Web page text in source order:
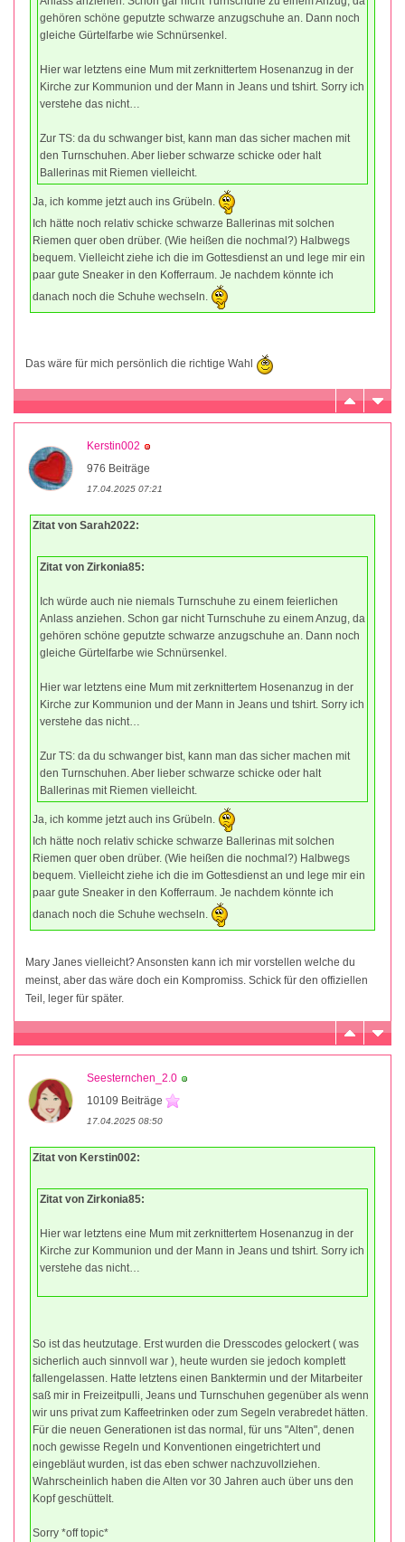
gehören schöne geputzte schwarze anzugschuhe an. Dann noch
gleiche Gürtelfarbe wie Schnürsenkel.
Hier war letztens eine Mum mit zerknittertem Hosenanzug in der
Kirche zur Kommunion und der Mann in Jeans und tshirt. Sorry ich
verstehe das nicht…
Zur TS: da du schwanger bist, kann man das sicher machen mit
den Turnschuhen. Aber lieber schwarze schicke oder halt
Ballerinas mit Riemen vielleicht.
Ja, ich komme jetzt auch ins Grübeln.
Ich hätte noch relativ schicke schwarze Ballerinas mit solchen
Riemen quer oben drüber. (Wie heißen die nochmal?) Halbwegs
bequem. Vielleicht ziehe ich die im Gottesdienst an und lege mir ein
paar gute Sneaker in den Kofferraum. Je nachdem könnte ich
danach noch die Schuhe wechseln.
Das wäre für mich persönlich die richtige Wahl
Kerstin002
976 Beiträge
17.04.2025 07:21
Zitat von Sarah2022:
Zitat von Zirkonia85:
Ich würde auch nie niemals Turnschuhe zu einem feierlichen
Anlass anziehen. Schon gar nicht Turnschuhe zu einem Anzug, da
gehören schöne geputzte schwarze anzugschuhe an. Dann noch
gleiche Gürtelfarbe wie Schnürsenkel.
Hier war letztens eine Mum mit zerknittertem Hosenanzug in der
Kirche zur Kommunion und der Mann in Jeans und tshirt. Sorry ich
verstehe das nicht…
Zur TS: da du schwanger bist, kann man das sicher machen mit
den Turnschuhen. Aber lieber schwarze schicke oder halt
Ballerinas mit Riemen vielleicht.
Ja, ich komme jetzt auch ins Grübeln.
Ich hätte noch relativ schicke schwarze Ballerinas mit solchen
Riemen quer oben drüber. (Wie heißen die nochmal?) Halbwegs
bequem. Vielleicht ziehe ich die im Gottesdienst an und lege mir ein
paar gute Sneaker in den Kofferraum. Je nachdem könnte ich
danach noch die Schuhe wechseln.
Mary Janes vielleicht? Ansonsten kann ich mir vorstellen welche du
meinst, aber das wäre doch ein Kompromiss. Schick für den offiziellen
Teil, leger für später.
Seesternchen_2.0
10109 Beiträge
17.04.2025 08:50
Zitat von Kerstin002:
Zitat von Zirkonia85:
Hier war letztens eine Mum mit zerknittertem Hosenanzug in der
Kirche zur Kommunion und der Mann in Jeans und tshirt. Sorry ich
verstehe das nicht…
So ist das heutzutage. Erst wurden die Dresscodes gelockert ( was
sicherlich auch sinnvoll war ), heute wurden sie jedoch komplett
fallengelassen. Hatte letztens einen Banktermin und der Mitarbeiter
saß mir in Freizeitpulli, Jeans und Turnschuhen gegenüber als wenn
wir uns privat zum Kaffeetrinken oder zum Segeln verabredet hätten.
Für die neuen Generationen ist das normal, für uns "Alten", denen
noch gewisse Regeln und Konventionen eingetrichtert und
eingebläut wurden, ist das eben schwer nachzuvollziehen.
Wahrscheinlich haben die Alten vor 30 Jahren auch über uns den
Kopf geschüttelt.
Sorry *off topic*